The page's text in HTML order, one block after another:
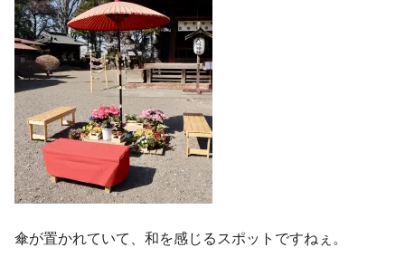
傘が置かれていて、和を感じるスポットですねぇ。